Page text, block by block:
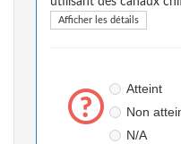
Afficher les détails
Atteint
Non
N/A